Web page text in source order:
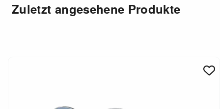
Zuletzt angesehene Produkte